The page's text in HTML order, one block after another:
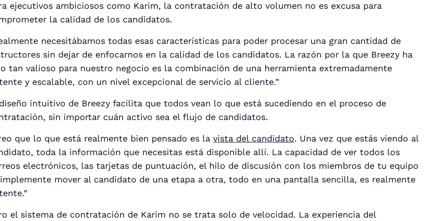
ejecutivos ambiciosos como Karim, la contratación de alto volumen no es excusa para
la calidad de los candidatos.
necesitábamos todas esas características para poder procesar una gran cantidad de
sin dejar de enfocarnos en la calidad de los candidatos. La razón por la que Breezy ha
tan valioso para nuestro negocio es la combinación de una herramienta extremadamente
y escalable, con un nivel excepcional de servicio al cliente.”
intuitivo de Breezy facilita que todos vean lo que está sucediendo en el proceso de
sin importar cuán activo sea el flujo de candidatos.
que lo que está realmente bien pensado es la vista del candidato. Una vez que estás viendo al
toda la información que necesitas está disponible allí. La capacidad de ver todos los
electrónicos, las tarjetas de puntuación, el hilo de discusión con los miembros de tu equipo
mover al candidato de una etapa a otra, todo en una pantalla sencilla, es realmente
el sistema de contratación de Karim no se trata solo de velocidad. La experiencia del